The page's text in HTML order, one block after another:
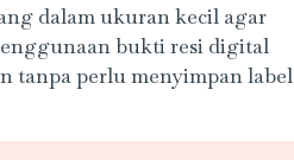
dalam ukuran kecil agar
bukti resi digital
tanpa perlu menyimpan label